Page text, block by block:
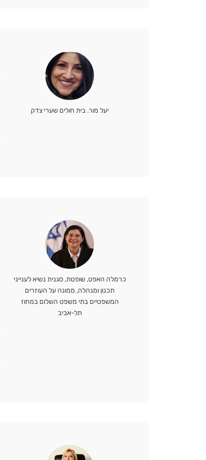
יעל מור. בית חולים שערי צדק
כרמלה האפט, שופטת, סגנית נשיא לענייני
תכנון ומנהלה, ממונה על העוזרים
המשפטיים בתי משפט השלום במחוז
תל-אביב